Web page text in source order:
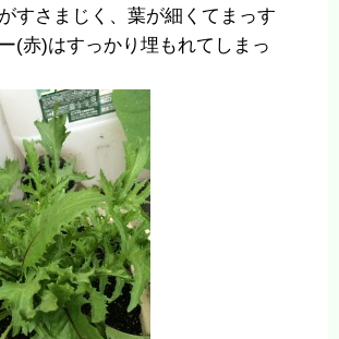
すさまじく、葉が細くてまっす
(赤)はすっかり埋もれてしまっ